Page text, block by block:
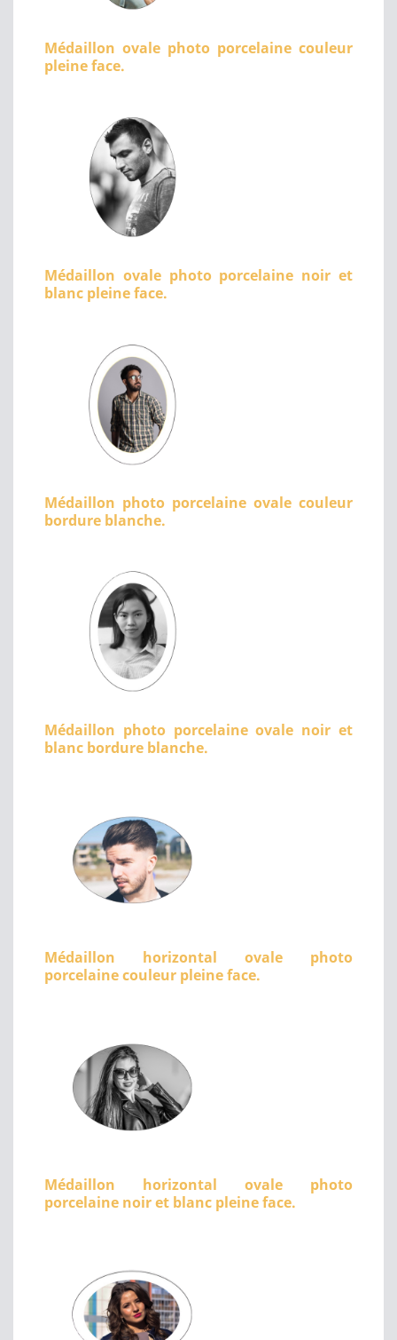
Médaillon ovale photo porcelaine couleur
pleine face.
Médaillon ovale photo porcelaine noir et
blanc pleine face.
Médaillon photo porcelaine ovale couleur
bordure blanche.
Médaillon photo porcelaine ovale noir et
blanc bordure blanche.
Médaillon horizontal ovale photo
porcelaine couleur pleine face.
Médaillon horizontal ovale photo
porcelaine noir et blanc pleine face.